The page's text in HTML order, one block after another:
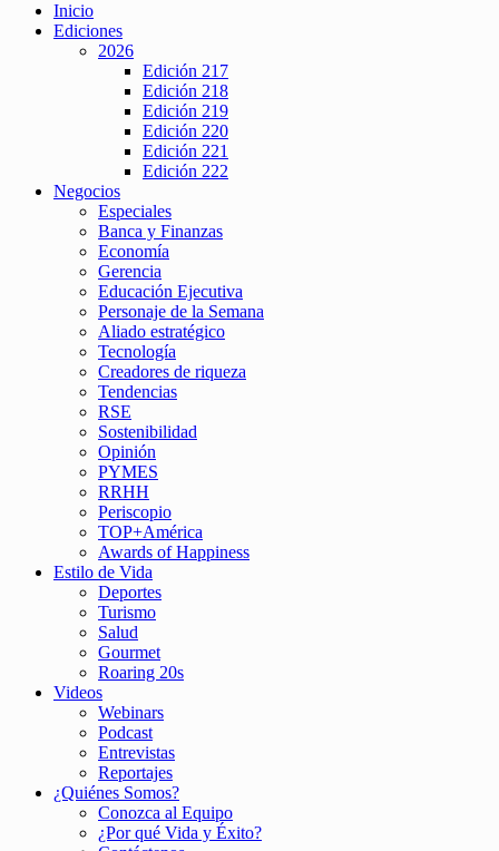
Inicio
Ediciones
2026
Edición 217
Edición 218
Edición 219
Edición 220
Edición 221
Edición 222
Negocios
Especiales
Banca y Finanzas
Economía
Gerencia
Educación Ejecutiva
Personaje de la Semana
Aliado estratégico
Tecnología
Creadores de riqueza
Tendencias
RSE
Sostenibilidad
Opinión
PYMES
RRHH
Periscopio
TOP+América
Awards of Happiness
Estilo de Vida
Deportes
Turismo
Salud
Gourmet
Roaring 20s
Videos
Webinars
Podcast
Entrevistas
Reportajes
¿Quiénes Somos?
Conozca al Equipo
¿Por qué Vida y Éxito?